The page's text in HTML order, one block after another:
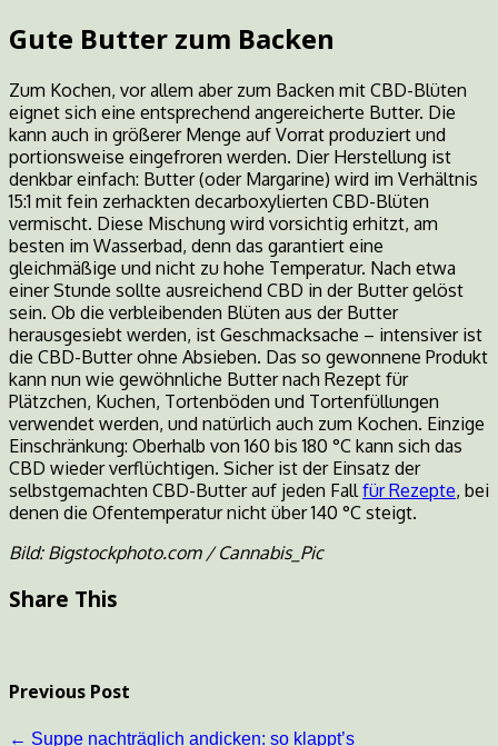
Gute Butter zum Backen
Zum Kochen, vor allem aber zum Backen mit CBD-Blüten
eignet sich eine entsprechend angereicherte Butter. Die
kann auch in größerer Menge auf Vorrat produziert und
portionsweise eingefroren werden. Dier Herstellung ist
denkbar einfach: Butter (oder Margarine) wird im Verhältnis
15:1 mit fein zerhackten decarboxylierten CBD-Blüten
vermischt. Diese Mischung wird vorsichtig erhitzt, am
besten im Wasserbad, denn das garantiert eine
gleichmäßige und nicht zu hohe Temperatur. Nach etwa
einer Stunde sollte ausreichend CBD in der Butter gelöst
sein. Ob die verbleibenden Blüten aus der Butter
herausgesiebt werden, ist Geschmacksache – intensiver ist
die CBD-Butter ohne Absieben. Das so gewonnene Produkt
kann nun wie gewöhnliche Butter nach Rezept für
Plätzchen, Kuchen, Tortenböden und Tortenfüllungen
verwendet werden, und natürlich auch zum Kochen. Einzige
Einschränkung: Oberhalb von 160 bis 180 °C kann sich das
CBD wieder verflüchtigen. Sicher ist der Einsatz der
selbstgemachten CBD-Butter auf jeden Fallfür Rezepte, bei
denen die Ofentemperatur nicht über 140 °C steigt.
Bild: Bigstockphoto.com / Cannabis_Pic
Share This
Previous Post
← Suppe nachträglich andicken: so klappt’s